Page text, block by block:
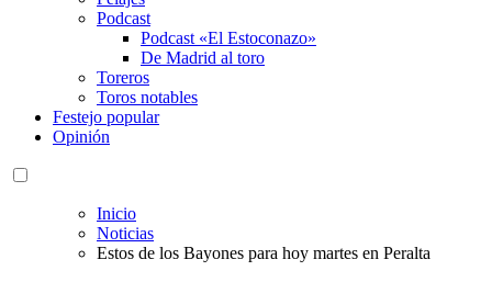
Podcast
Podcast «El Estoconazo»
De Madrid al toro
Toreros
Toros notables
Festejo popular
Opinión
Inicio
Noticias
Estos de los Bayones para hoy martes en Peralta